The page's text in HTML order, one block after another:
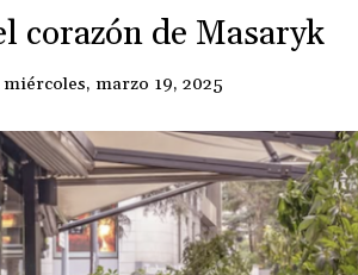
corazón de Masaryk
miércoles, marzo 19, 2025